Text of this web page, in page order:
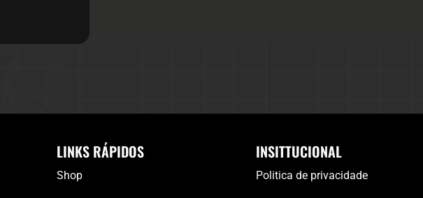
LINKS RÁPIDOS
Shop
INSITTUCIONAL
Politica de privacidade